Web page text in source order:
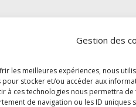
Gestion des
les meilleures expériences, nous
pour stocker et/ou accéder aux
à ces technologies nous permettra
de navigation ou les ID uniques